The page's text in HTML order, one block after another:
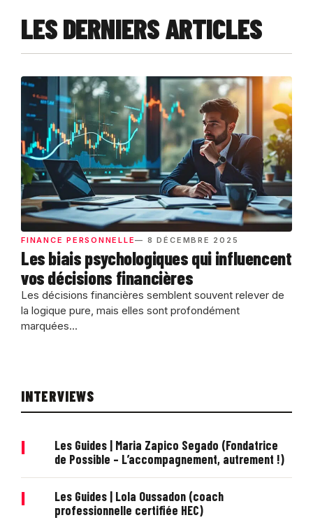
LES DERNIERS ARTICLES
FINANCE PERSONNELLE— 8 DÉCEMBRE 2025
Les biais psychologiques qui influencent
vos décisions financières
Les décisions financières semblent souvent relever de
la logique pure, mais elles sont profondément
marquées...
INTERVIEWS
|
Les Guides | Maria Zapico Segado (Fondatrice
de Possible – L’accompagnement, autrement !)
|
Les Guides | Lola Oussadon (coach
professionnelle certifiée HEC)